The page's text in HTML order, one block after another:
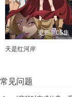
更新至05集
天是红河岸
常见问题